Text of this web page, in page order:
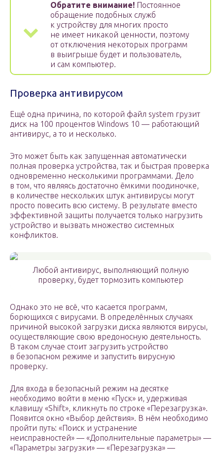
Обратите внимание! Постоянное
обращение подобных служб
к устройству для многих просто
не имеет никакой ценности, поэтому
от отключения некоторых программ
в выигрыше будет и пользователь,
и сам компьютер.
Проверка антивирусом
Ещё одна причина, по которой файл system грузит
диск на 100 процентов Windows 10 — работающий
антивирус, а то и несколько.
Это может быть как запущенная автоматически
полная проверка устройства, так и быстрая проверка
одновременно несколькими программами. Дело
в том, что являясь достаточно ёмкими поодиночке,
в количестве нескольких штук антивирусы могут
просто повесить всю систему. В результате вместо
эффективной защиты получается только нагрузить
устройство и вызвать множество системных
конфликтов.
Любой антивирус, выполняющий полную
проверку, будет тормозить компьютер
Однако это не всё, что касается программ,
борющихся с вирусами. В определённых случаях
причиной высокой загрузки диска являются вирусы,
осуществляющие свою вредоносную деятельность.
В таком случае стоит загрузить устройство
в безопасном режиме и запустить вирусную
проверку.
Для входа в безопасный режим на десятке
необходимо войти в меню «Пуск» и, удерживая
клавишу «Shift», кликнуть по строке «Перезагрузка».
Появится окно «Выбор действия». В нём необходимо
пройти путь: «Поиск и устранение
неисправностей» — «Дополнительные параметры» —
«Параметры загрузки» — «Перезагрузка» —